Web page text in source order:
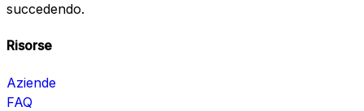
succedendo.
Risorse
Aziende
FAQ